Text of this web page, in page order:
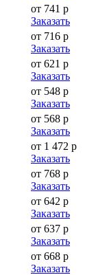
от 741 р
Заказать
от 716 р
Заказать
от 621 р
Заказать
от 548 р
Заказать
от 568 р
Заказать
от 1 472 р
Заказать
от 768 р
Заказать
от 642 р
Заказать
от 637 р
Заказать
от 668 р
Заказать